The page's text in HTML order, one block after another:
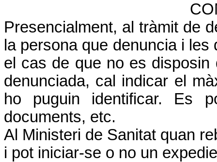
Presencialment, al tràmit de
la persona que denuncia i
el cas de que no es
denunciada, cal indicar el
ho puguin identificar. Es
documents, etc.
Al Ministeri de Sanitat quan
i pot iniciar-se o no un